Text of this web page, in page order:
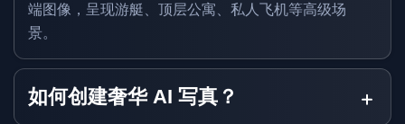
端图像，呈现游艇、顶层公寓、私人飞机等高级场
景。
如何创建奢华 AI 写真？